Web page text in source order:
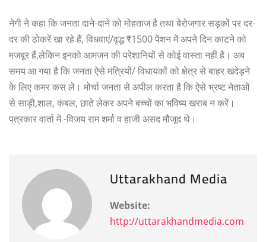
नेगी ने कहा कि जनता दाने-दाने को मोहताज है तथा बेरोजगार सड़कों पर दर-
दर की ठोकरें खा रहे हैं, विधवाएं/वृद्ध ₹1500 पेंशन में अपने दिन काटने को
मजबूर हैं,लेकिन इनको आमजन की परेशानियों से कोई वास्ता नहीं है। अब
समय आ गया है कि जनता ऐसे मंत्रियों/ विधायकों को क्षेत्र से बाहर खदेड़ने
के लिए कमर कस ले। मोर्चा जनता से अपील करता है कि ऐसे भ्रष्ट नेताओं
से साड़ी,शाल, कंबल, छाते लेकर अपने बच्चों का भविष्य खराब न करें।
पत्रकार वार्ता में -विजय राम शर्मा व हाजी असद मौजूद थे।
Uttarakhand Media
Website:
http://uttarakhandmedia.com